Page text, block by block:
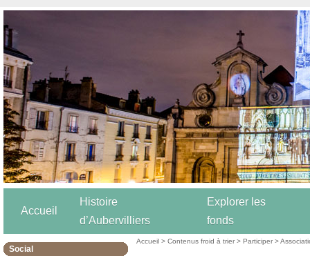
Accueil
Histoire
d’Aubervilliers
Explorer les
fonds
Social
Accueil >Contenus froid à trier >Participer >